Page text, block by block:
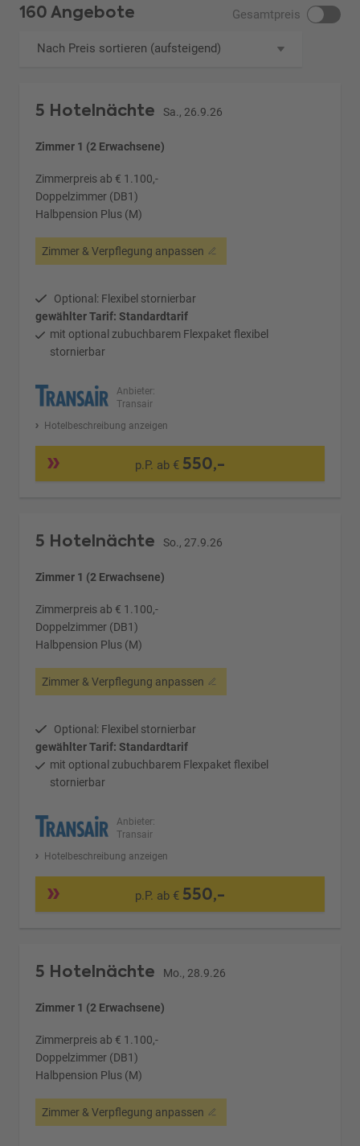
160 Angebote Gesamtpreis
Nach Preis sortieren (aufsteigend)
5 Hotelnächte Sa., 26.9.26
Zimmer 1 (2 Erwachsene)
Zimmerpreis ab € 1.100,-
Doppelzimmer (DB1)
Halbpension Plus (M)
Zimmer & Verpflegung anpassen
Optional: Flexibel stornierbar
gewählter Tarif: Standardtarif
mit optional zubuchbarem Flexpaket flexibel
stornierbar
Anbieter:
Transair
Hotelbeschreibung anzeigen
p.P. ab € 550,-
5 Hotelnächte So., 27.9.26
Zimmer 1 (2 Erwachsene)
Zimmerpreis ab € 1.100,-
Doppelzimmer (DB1)
Halbpension Plus (M)
Zimmer & Verpflegung anpassen
Optional: Flexibel stornierbar
gewählter Tarif: Standardtarif
mit optional zubuchbarem Flexpaket flexibel
stornierbar
Anbieter:
Transair
Hotelbeschreibung anzeigen
p.P. ab € 550,-
5 Hotelnächte Mo., 28.9.26
Zimmer 1 (2 Erwachsene)
Zimmerpreis ab € 1.100,-
Doppelzimmer (DB1)
Halbpension Plus (M)
Zimmer & Verpflegung anpassen